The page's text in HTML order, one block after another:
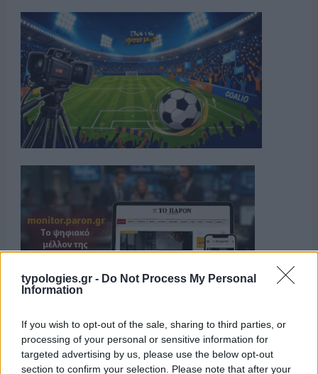
typologies.gr - Do Not Process My Personal
Information
If you wish to opt-out of the sale, sharing to third parties, or
processing of your personal or sensitive information for
targeted advertising by us, please use the below opt-out
section to confirm your selection. Please note that after your